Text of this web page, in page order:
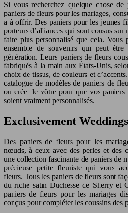
Si vous recherchez quelque chose
paniers de fleurs pour les mariages,
a à offrir. Des paniers pour les jeunes
porteurs d’alliances qui sont cousus sur
faire plus personnalisé que cela. Vous
ensemble de souvenirs qui peut être
génération. Leurs paniers de fleurs
fabriqués à la main aux États-Unis,
choix de tissus, de couleurs et
catalogue de modèles de paniers de
ou créer le vôtre pour que vos paniers
soient vraiment personnalisés.
Exclusivement Weddings
Des paniers de fleurs pour les
nœuds, à ceux avec des perles et des
une collection fascinante de paniers de
précieuse petite fleuriste qui vous
fleurs. Tous les paniers de fleurs sont
du riche satin Duchesse de Sherry et
paniers de fleurs pour les mariages
conçus pour compléter les coussins des